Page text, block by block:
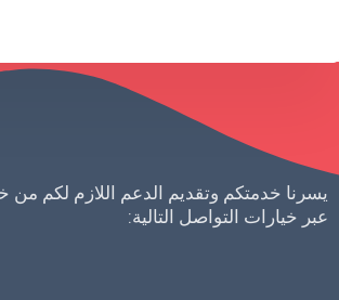
يسرنا خدمتكم وتقديم الدعم اللازم لكم من
عبر خيارات التواصل التالية: